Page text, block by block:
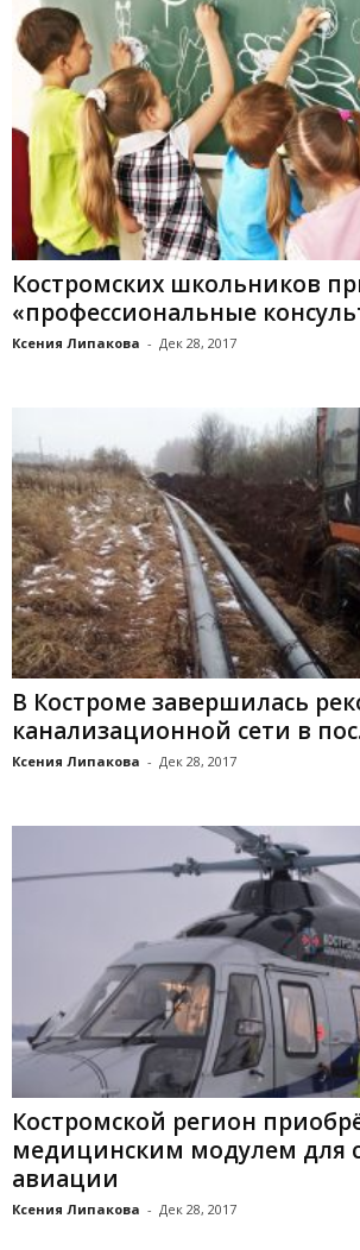
Костромских школьников
«профессиональные
Ксения Липакова - Дек 28, 2017
В Костроме завершилась
канализационной сети в
Ксения Липакова - Дек 28, 2017
Костромской регион
медицинским модулем для
авиации
Ксения Липакова - Дек 28, 2017